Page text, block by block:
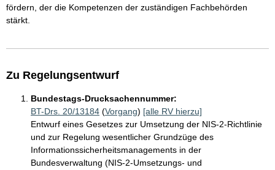
fördern, der die Kompetenzen der zuständigen Fachbehörden
stärkt.
Zu Regelungsentwurf
Bundestags-Drucksachennummer:
BT-Drs. 20/13184 (Vorgang) [alle RV hierzu]
Entwurf eines Gesetzes zur Umsetzung der NIS-2-Richtlinie
und zur Regelung wesentlicher Grundzüge des
Informationssicherheitsmanagements in der
Bundesverwaltung (NIS-2-Umsetzungs- und